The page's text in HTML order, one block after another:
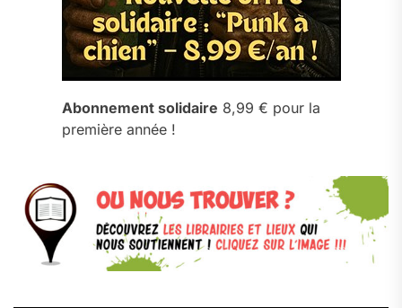
Abonnement solidaire 8,99 € pour la
première année !